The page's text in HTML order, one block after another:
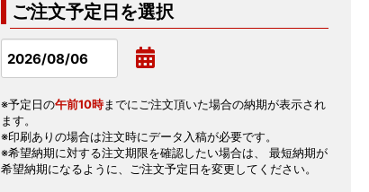
ご注文予定日を選択
※予定日の午前10時までにご注文頂いた場合の納期が表示され
ます。
※印刷ありの場合は注文時にデータ入稿が必要です。
※希望納期に対する注文期限を確認したい場合は、 最短納期が
希望納期になるように、ご注文予定日を変更してください。